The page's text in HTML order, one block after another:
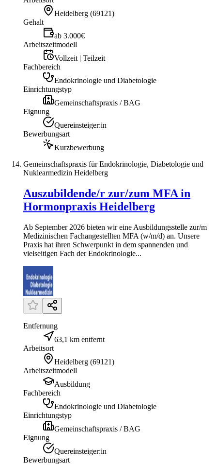
Heidelberg (69121)
Gehalt
ab 3.000€
Arbeitszeitmodell
Vollzeit | Teilzeit
Fachbereich
Endokrinologie und Diabetologie
Einrichtungstyp
Gemeinschaftspraxis / BAG
Eignung
Quereinsteiger:in
Bewerbungsart
Kurzbewerbung
Gemeinschaftspraxis für Endokrinologie, Diabetologie und
Nuklearmedizin Heidelberg
Auszubildende/r zur/zum MFA in
Hormonpraxis Heidelberg
Ab September 2026 bieten wir eine Ausbildungsstelle zur/m
Medizinischen Fachangestellten MFA (w/m/d) an. Unsere
Praxis hat ihren Schwerpunkt in dem spannenden und
vielseitigen Fach der Endokrinologie...
Entfernung
63,1 km entfernt
Arbeitsort
Heidelberg (69121)
Arbeitszeitmodell
Ausbildung
Fachbereich
Endokrinologie und Diabetologie
Einrichtungstyp
Gemeinschaftspraxis / BAG
Eignung
Quereinsteiger:in
Bewerbungsart